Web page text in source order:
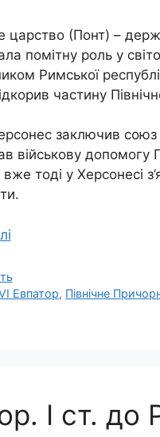
царство (Понт) –
помітну роль у
Римської
частину
заключив
військову допомогу
тоді у Херсонесі
Евпатор, Північне
І ст. до